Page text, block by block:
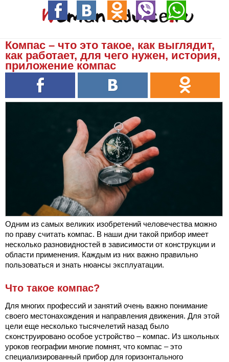
Компас – что это такое, как выглядит,
как работает, для чего нужен, история,
приложение компас
Одним из самых великих изобретений человечества можно
по праву считать компас. В наши дни такой прибор имеет
несколько разновидностей в зависимости от конструкции и
области применения. Каждым из них важно правильно
пользоваться и знать нюансы эксплуатации.
Что такое компас?
Для многих профессий и занятий очень важно понимание
своего местонахождения и направления движения. Для этой
цели еще несколько тысячелетий назад было
сконструировано особое устройство – компас. Из школьных
уроков географии многие помнят, что компас – это
специализированный прибор для горизонтального